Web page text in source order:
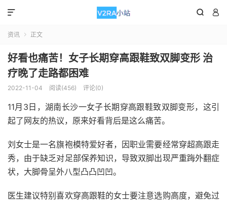
 

资讯  正文
好看也痛苦！女子长期穿高跟鞋致双脚变形 治
疗晚了走路都困难
2022-11-04 阅读(456) 评论(0)
11月3日，湖南长沙一女子长期穿高跟鞋致双脚变形，这引
起了网友的热议，原来好看背后是这么痛苦。
刘女士是一名旗袍模特爱好者，因职业需要经常穿超高跟走
秀，由于缺乏对足部保养知识，导致双脚出现严重踇外翻症
状，大脚骨呈外八型凸凸凹凹。
医生建议特别喜欢穿高跟鞋的女士要注意选购高度，避免过